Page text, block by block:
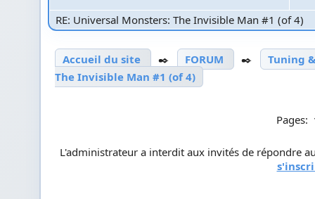
RE: Universal Monsters: The Invisible Man #1 (of 4)
Accueil du site ✒️ FORUM ✒️
Tuning
The Invisible Man #1 (of 4)
Pages:
L'administrateur a interdit aux invités de répondre